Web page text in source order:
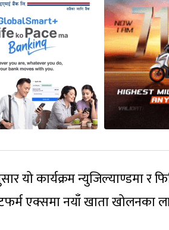
यो कार्यक्रम न्युजिल्याण्डमा
एक्समा नयाँ खाता खोलनका